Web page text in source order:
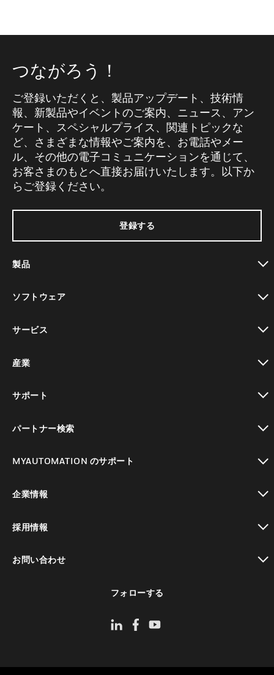
つながろう！
ご登録いただくと、製品アップデート、技術情
報、新製品やイベントのご案内、ニュース、アン
ケート、スペシャルプライス、関連トピックな
ど、さまざまな情報やご案内を、お電話やメー
ル、その他の電子コミュニケーションを通じて、
お客さまのもとへ直接お届けいたします。以下か
らご登録ください。
登録する
製品
ソフトウェア
サービス
産業
サポート
パートナー検索
MYAUTOMATION のサポート
企業情報
採用情報
お問い合わせ
フォローする